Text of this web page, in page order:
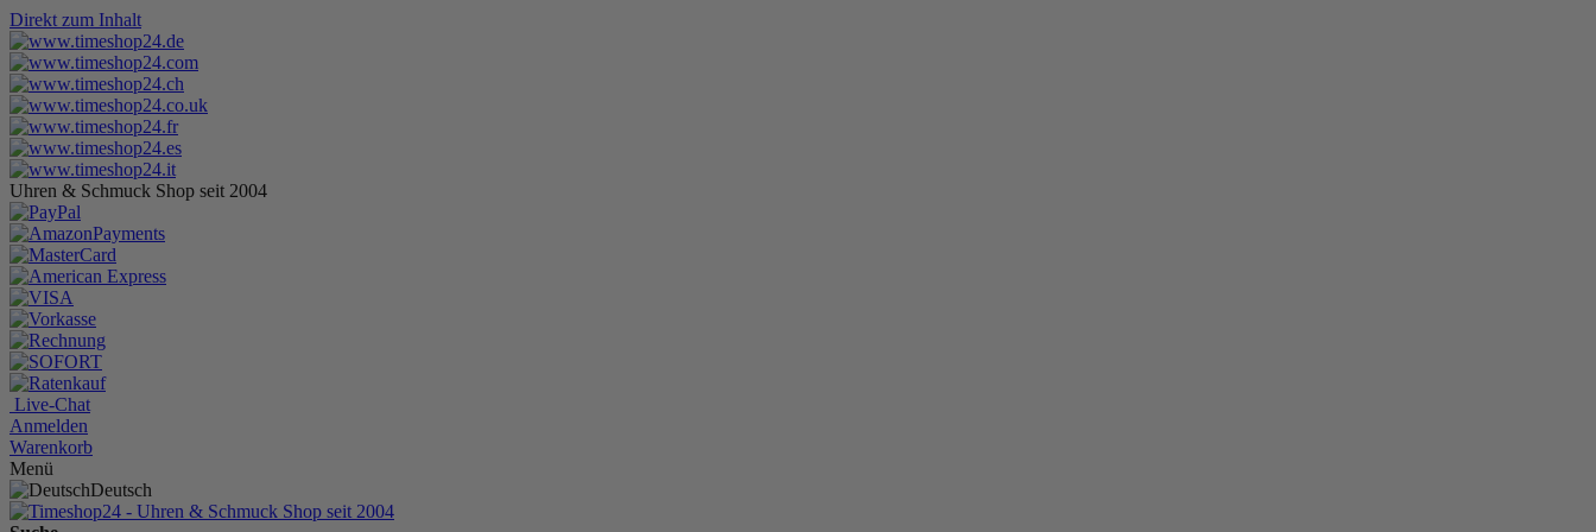
Direkt zum Inhalt
Uhren & Schmuck Shop seit 2004
Live-Chat
Anmelden
Warenkorb
Menü
Deutsch